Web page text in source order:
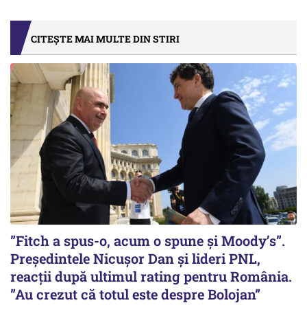
CITEȘTE MAI MULTE DIN STIRI
”Fitch a spus-o, acum o spune și Moody’s”.
Președintele Nicușor Dan și lideri PNL,
reacții după ultimul rating pentru România.
”Au crezut că totul este despre Bolojan”